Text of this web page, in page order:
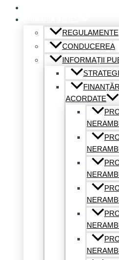
REGULAMENTE
CONDUCEREA
INFORMAȚII
ACORDATE